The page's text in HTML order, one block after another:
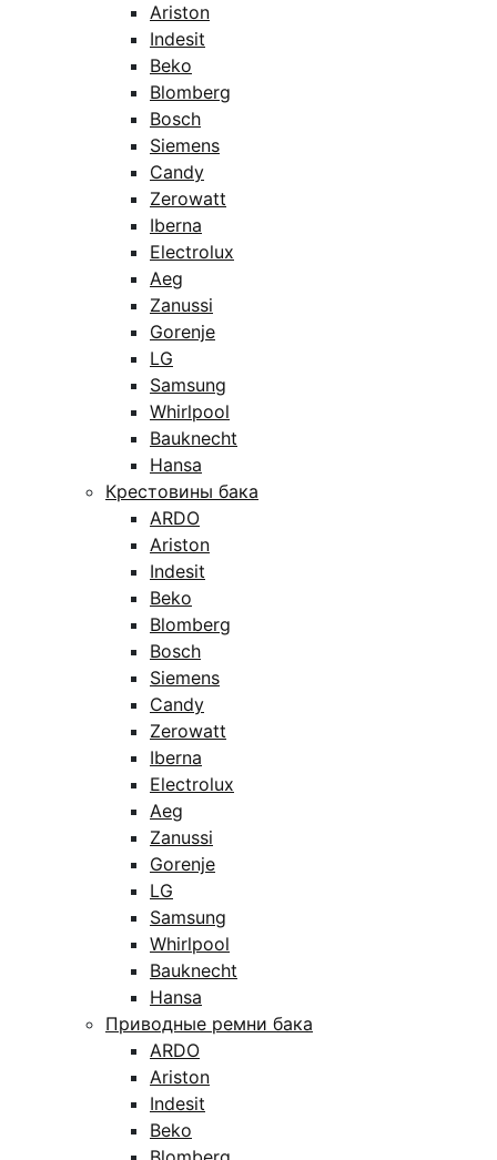
Ariston
Indesit
Beko
Blomberg
Bosch
Siemens
Candy
Zerowatt
Iberna
Electrolux
Aeg
Zanussi
Gorenje
LG
Samsung
Whirlpool
Bauknecht
Hansa
Крестовины бака
ARDO
Ariston
Indesit
Beko
Blomberg
Bosch
Siemens
Candy
Zerowatt
Iberna
Electrolux
Aeg
Zanussi
Gorenje
LG
Samsung
Whirlpool
Bauknecht
Hansa
Приводные ремни бака
ARDO
Ariston
Indesit
Beko